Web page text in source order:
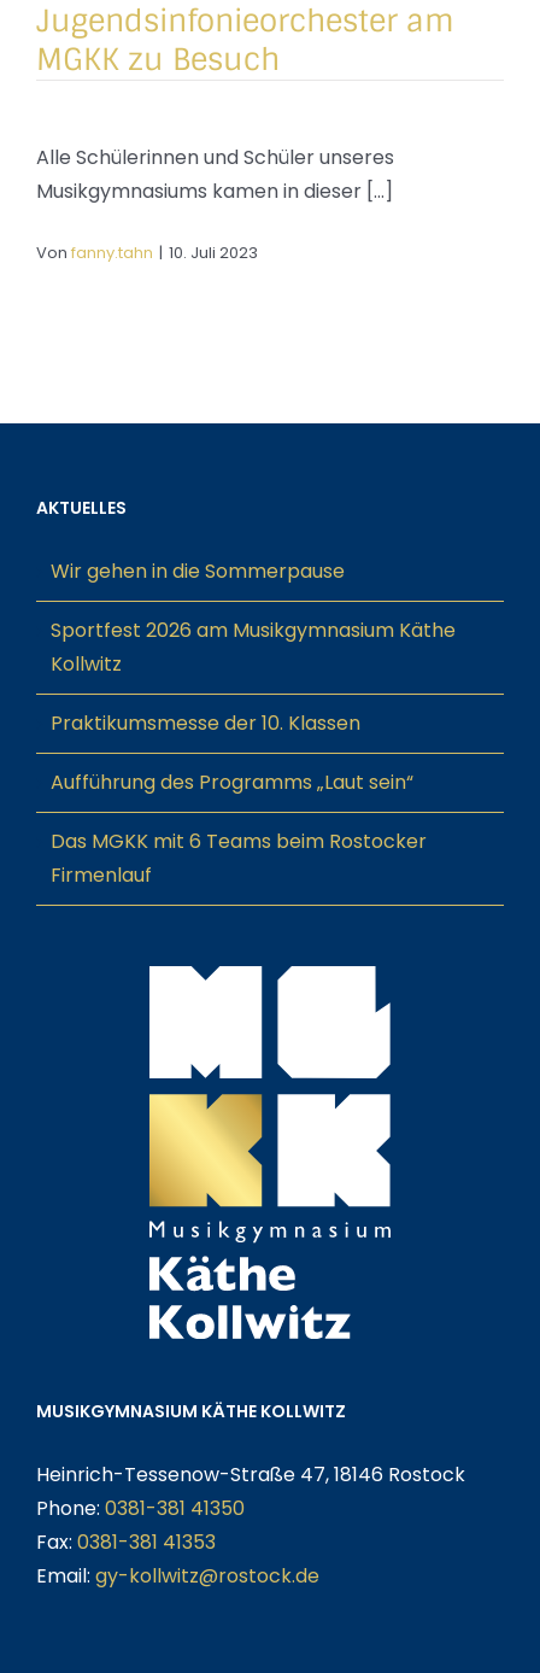
Jugendsinfonieorchester am
MGKK zu Besuch
Alle Schülerinnen und Schüler unseres
Musikgymnasiums kamen in dieser [...]
Von fanny.tahn | 10. Juli 2023
AKTUELLES
Wir gehen in die Sommerpause
Sportfest 2026 am Musikgymnasium Käthe
Kollwitz
Praktikumsmesse der 10. Klassen
Aufführung des Programms „Laut sein“
Das MGKK mit 6 Teams beim Rostocker
Firmenlauf
MUSIKGYMNASIUM KÄTHE KOLLWITZ
Heinrich-Tessenow-Straße 47, 18146 Rostock
Phone: 0381-381 41350
Fax: 0381-381 41353
Email: gy-kollwitz@rostock.de